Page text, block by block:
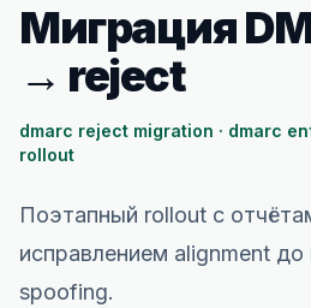
Миграция
→ reject
dmarc reject migration · dmarc
rollout
Поэтапный rollout с
исправлением alignment
spoofing.